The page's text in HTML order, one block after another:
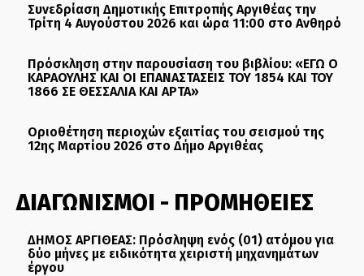
Συνεδρίαση Δημοτικής Επιτροπής Αργιθέας την
Τρίτη 4 Αυγούστου 2026 και ώρα 11:00 στο Ανθηρό
Πρόσκληση στην παρουσίαση του βιβλίου: «ΕΓΩ Ο
ΚΑΡΑΟΥΛΗΣ ΚΑΙ ΟΙ ΕΠΑΝΑΣΤΑΣΕΙΣ ΤΟΥ 1854 ΚΑΙ ΤΟΥ
1866 ΣΕ ΘΕΣΣΑΛΙΑ ΚΑΙ ΑΡΤΑ»
Οριοθέτηση περιοχών εξαιτίας του σεισμού της
12ης Μαρτίου 2026 στο Δήμο Αργιθέας
ΔΙΑΓΩΝΙΣΜΟΙ - ΠΡΟΜΗΘΕΙΕΣ
ΔΗΜΟΣ ΑΡΓΙΘΕΑΣ: Πρόσληψη ενός (01) ατόμου για
δύο μήνες με ειδικότητα χειριστή μηχανημάτων
έργου